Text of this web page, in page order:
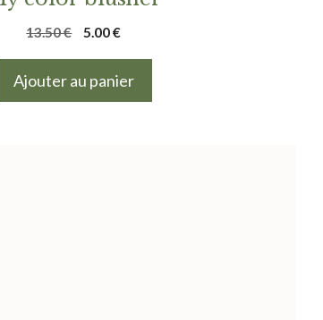
13.50€
Le
initial
5.00€Le
Ajouter au panier